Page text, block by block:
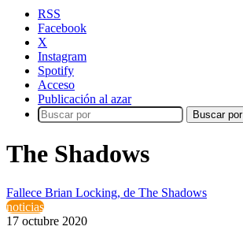
RSS
Facebook
X
Instagram
Spotify
Acceso
Publicación al azar
Buscar por
The Shadows
Fallece Brian Locking, de The Shadows
noticias
17 octubre 2020